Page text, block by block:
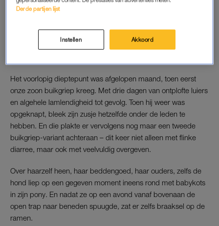
Er gaat bijna geen week voorbij waarin we niet minstens een
kunnen komen ophalen. Omdat het verhoging blijkt te hebben,
net iets te vaak heeft gehoest of een mysterieuze uitslag heeft
Het voorlopig dieptepunt was afgelopen maand, toen eerst
onze zoon buikgriep kreeg. Met drie dagen van ontplofte luiers
en algehele lamlendigheid tot gevolg. Toen hij weer was
opgeknapt, bleek zijn zusje hetzelfde onder de leden te
hebben. En die plakte er vervolgens nog maar een tweede
buikgriep-variant achteraan – dit keer niet alleen met flinke
diarree, maar ook met veelvuldig overgeven.
Over haarzelf heen, haar beddengoed, haar ouders, zelfs de
hond liep op een gegeven moment ineens rond met babykots
in zijn pony. En nadat ze op een avond vanaf bovenaan de
open trap naar beneden spuugde, zat er zelfs braaksel op de
ramen.
Derde partijen lijst
Instellen Akkoord